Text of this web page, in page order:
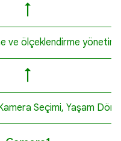
↑
ve ölçeklendirme yönetimi
↑
Seçimi, Yaşam